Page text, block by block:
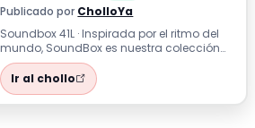
Publicado por CholloYa
Soundbox 41L · Inspirada por el ritmo del
mundo, SoundBox es nuestra colección
de polipropileno, con un impactante di...
Ir al chollo